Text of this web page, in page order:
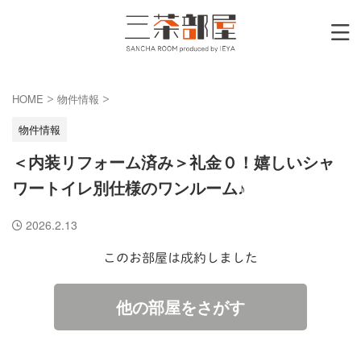
HOME > 物件情報 >
物件情報
＜内装リフォーム済み＞礼金０！嬉しいシャ
ワートイレ別仕様のワンルーム♪
2026.2.13
このお部屋は成約しました
他の部屋をさがす